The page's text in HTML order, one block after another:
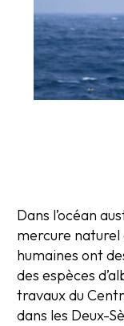
Dans l’océan
mercure naturel
humaines ont
des espèces
travaux du
dans les Deux-